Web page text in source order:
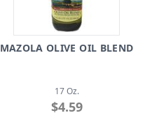
MAZOLA OLIVE OIL BLEND
17 Oz.
$4.59